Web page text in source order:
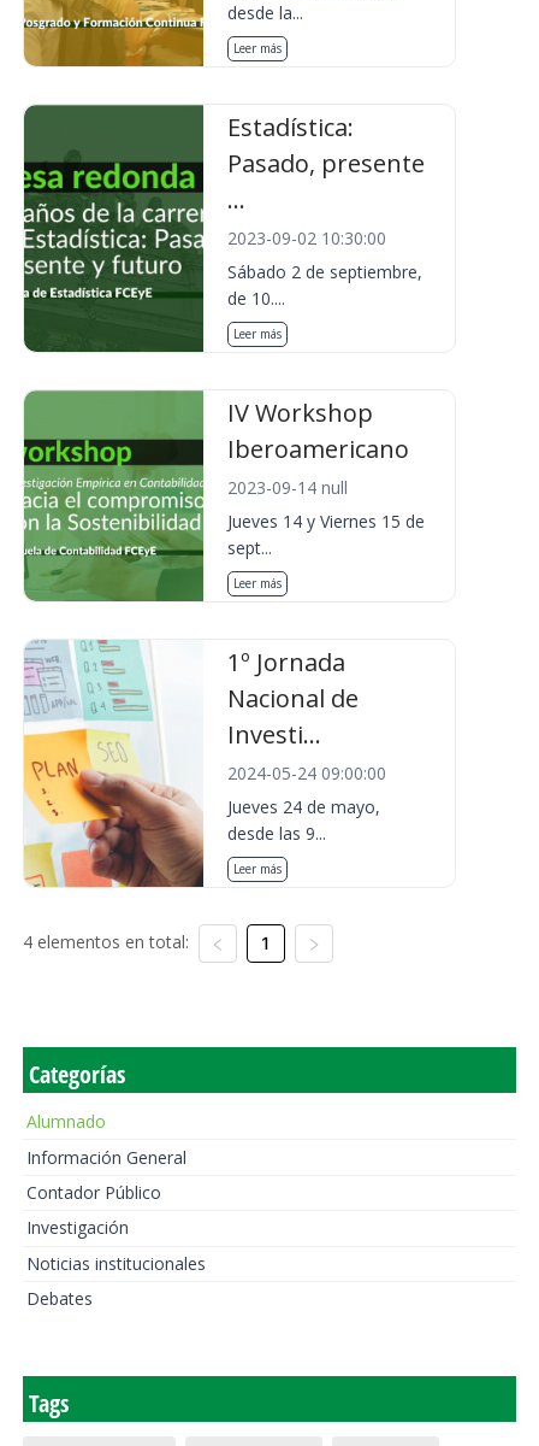
desde la...
Leer más
Estadística:
Pasado, presente
...
2023-09-02 10:30:00
Sábado 2 de septiembre,
de 10....
Leer más
IV Workshop
Iberoamericano
2023-09-14 null
Jueves 14 y Viernes 15 de
sept...
Leer más
1º Jornada
Nacional de
Investi...
2024-05-24 09:00:00
Jueves 24 de mayo,
desde las 9...
Leer más
4 elementos en total: 1
Categorías
Alumnado
Información General
Contador Público
Investigación
Noticias institucionales
Debates
Tags